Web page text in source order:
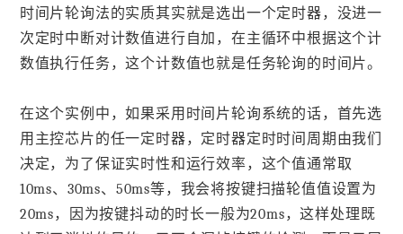
时间片轮询法的实质其实就是选出一个定时器，没进一
次定时中断对计数值进行自加，在主循环中根据这个计
数值执行任务，这个计数值也就是任务轮询的时间片。
在这个实例中，如果采用时间片轮询系统的话，首先选
用主控芯片的任一定时器，定时器定时时间周期由我们
决定，为了保证实时性和运行效率，这个值通常取
10ms、30ms、50ms等，我会将按键扫描轮值值设置为
20ms，因为按键抖动的时长一般为20ms，这样处理既